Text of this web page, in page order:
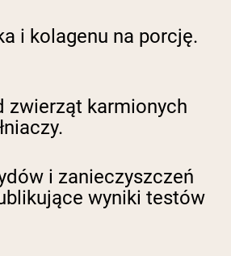
i kolagenu na porcję.
zwierząt karmionych
i zanieczyszczeń
wyniki testów